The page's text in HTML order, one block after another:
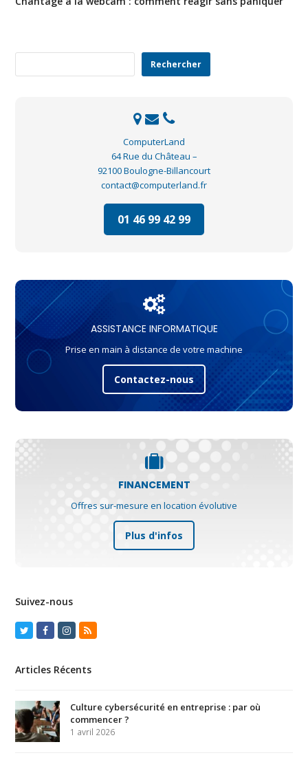
Rechercher
ComputerLand
64 Rue du Château –
92100 Boulogne-Billancourt
contact@computerland.fr
01 46 99 42 99
ASSISTANCE INFORMATIQUE
Prise en main à distance de votre machine
Contactez-nous
FINANCEMENT
Offres sur-mesure en location évolutive
Plus d'infos
Suivez-nous
TwitterFacebook
Instagram
RSS
Articles Récents
Culture cybersécurité en entreprise : par où
commencer ?
1 avril 2026